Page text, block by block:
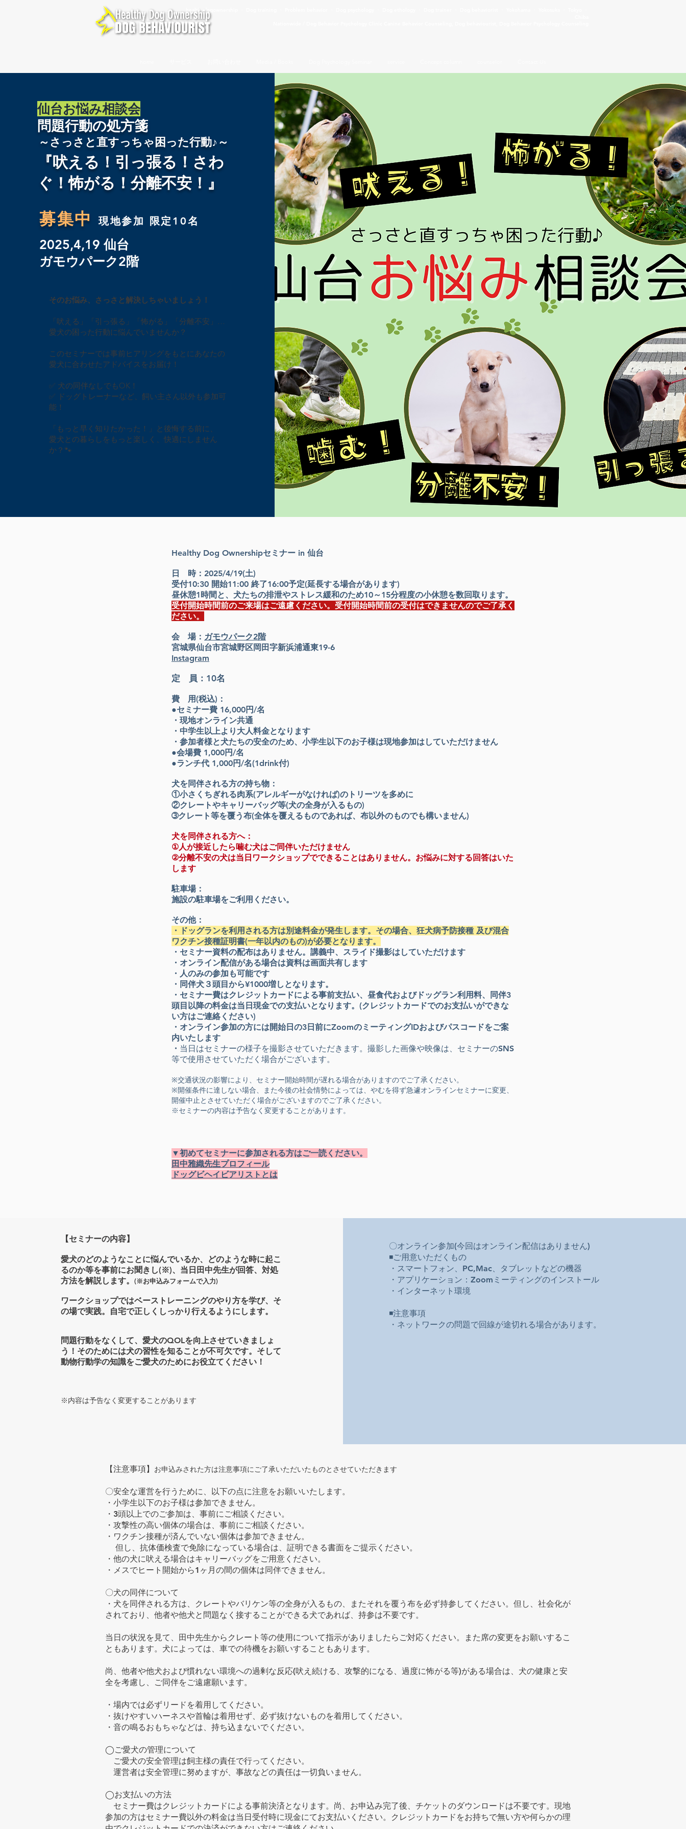
healthydogownership ・ Dog training ・ Problem behavior ・ Dog psychology ・ Dog ethology ・ Dog trainer ・ Dog behaviorist ・ Yokohama ・ Yokosuka ・ Tokyo ・
Healthy Dog Ownershipセミナー in 仙台
日 時： 2025/4/19(土)
受付10:30 開始11:00 終了16:00予定(延長する場合があります)
昼休憩1時間と、犬たちの排泄やストレス緩和のため10～15分程度の小休憩を数回取ります。
受付開始時間前のご来場はご遠慮ください。受付開始時間前の受付はできませんのでご了承く
ださい。
会 場： ガモウパーク2階
宮城県仙台市宮城野区岡田字新浜浦通東19-6
Instagram
定 員：10名
費 用(税込) ：
●セミナー費 16,000円/名
・現地オンライン共通
・中学生以上より大人料金となります
・参加者様と犬たちの安全のため、小学生以下のお子様は現地参加はしていただけません
●会場費 1,000円/名
●ランチ代 1,000円/名(1drink付)
犬を同伴される方の持ち物：
①小さくちぎれる肉系(アレルギーがなければ)のトリーツを多めに
②クレートやキャリーバッグ等(犬の全身が入るもの)​
➂クレート等を覆う布(全体を覆えるものであれば、布以外のものでも構いません)
犬を同伴される方へ：
①人が接近したら噛む犬はご同伴いただけません
②分離不安の犬は当日ワークショップでできることはありません。お悩みに対する回答はいた
します
駐車場：
施設の駐車場をご利用ください。
その他：
・ドッグランを利用される方は別途料金が発生します。その場合、狂犬病予防接種 及び混合
ワクチン接種証明書(一年以内のもの)が必要となります。
​・セミナー資料の配布はありません。講義中、スライド撮影はしていただけます
・オンライン配信がある場合は資料は画面共有します
・人のみの参加も可能です​
・同伴犬３頭目から¥1000増しとなります。
・セミナー費はクレジットカードによる事前支払い、昼食代およびドッグラン利用料、同伴3
頭目以降の料金は当日現金での支払いとなります。(クレジットカードでのお支払いができな
い方はご連絡ください)
・オンライン参加の方には開始日の3日前にZoomのミーティングIDおよびパスコードをご案
内いたします
​・ 当日はセミナーの様子を撮影させていただきます。撮影した画像や映像は、セミナーのSNS
等で使用させていただく場合がございます。
※交通状況の影響により、セミナー開始時間が遅れる場合がありますのでご了承ください。
※開催条件に達しない場合、また今後の社会情勢によっては、やむを得ず急遽オンラインセミナーに変更、
開催中止とさせていただく場合がございますのでご了承ください。
※セミナーの内容は予告なく変更することがあります。
▼初めてセミナーに参加される方はご一読ください。
田中雅織先生プロフィール
ドッグビヘイビアリストとは
仙台お悩み相談会
問題行動の処方箋
～さっさと直すっちゃ困った行動♪～
『吠える！引っ張る！さわ
ぐ！怖がる！分離不安！』
募集中現地参加 限定10名
2025,4,19 仙台
​ガモウパーク2階
そのお悩み、さっさと解決しちゃいましょう！
「吠える」「引っ張る」「怖がる」「分離不安」…
愛犬の困った行動に悩んでいませんか？
このセミナーでは事前ヒアリングをもとにあなたの
愛犬に合わせたアドバイスをお届け！
✅ 犬の同伴なしでもOK！
✅ ドッグトレーナーなど、飼い主さん以外も参加可
能！
「もっと早く知りたかった！」と後悔する前に、
愛犬との暮らしをもっと楽しく、快適にしません
か？🐾
【セミナーの内容】
愛犬のどのようなことに悩んでいるか、どのような時に起こ
るのか等を事前にお聞きし(※)、当日田中先生が回答、対処
方法を解説します。 (※お申込みフォームで入力)
ワークショップではベーストレーニングのやり方を学び、そ
の場で実践。自宅で正しくしっかり行えるようにします。
問題行動をなくして、愛犬のQOLを向上させていきましょ
う！そのためには犬の習性を知ることが不可欠です。そして
動物行動学の知識をご愛犬のためにお役立てください！
※内容は予告なく変更することがあります
〇オンライン参加(今回はオンライン配信はありません)
◾️ご用意いただくもの
・スマートフォン、PC,Mac、タブレットなどの機器
・アプリケーション：Zoomミーティングのインストール
​・インターネット環境
◾️注意事項
・ネットワークの問題で回線が途切れる場合があります。​​
​​【注意事項】 お申込みされた方は注意事項にご了承いただいたものとさせていただきます
〇安全な運営を行うために、以下の点に注意をお願いいたします。 ​
・小学生以下のお子様は参加できません。
・3頭以上でのご参加は、事前にご相談ください。
・攻撃性の高い個体の場合は、事前にご相談ください。
・ワクチン接種が済んでいない個体は参加できません。
但し、抗体価検査で免除になっている場合は、証明できる書面をご提示ください。
​・他の犬に吠える場合はキャリーバッグをご用意ください。
​・メスでヒート開始から1ヶ月の間の個体は同伴できません。
〇犬の同伴について
・犬を同伴される方は、クレートやバリケン等の全身が入るもの、またそれを覆う布を必ず持参してください。但し、社会化が
されており、他者や他犬と問題なく接することができる犬であれば、持参は不要です。
当日の状況を見て、田中先生からクレート等の使用について指示がありましたらご対応ください。また席の変更をお願いするこ
ともあります。犬によっては、車での待機をお願いすることもあります。
尚、他者や他犬および慣れない環境への過剰な反応(吠え続ける、攻撃的になる、過度に怖がる等)がある場合は、犬の健康と安
全を考慮し、ご同伴をご遠慮願います。
・場内では必ずリードを着用してください。
・抜けやすいハーネスや首輪は着用せず、必ず抜けないものを着用してください。
・音の鳴るおもちゃなどは、持ち込まないでください。
◯ご愛犬の管理について
ご愛犬の安全管理は飼主様の責任で行ってください。
運営者は安全管理に努めますが、事故などの責任は一切負いません。​
◯お支払いの方法
セミナー費はクレジットカードによる事前決済となります。尚、お申込み完了後、チケットのダウンロードは不要です。現地
参加の方はセミナー費以外の料金は当日受付時に現金にてお支払いください。クレジットカードをお持ちで無い方や何らかの理